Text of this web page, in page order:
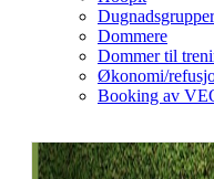
Dugnadsgrupper
Dommere
Dommer til
Økonomi/
Booking av